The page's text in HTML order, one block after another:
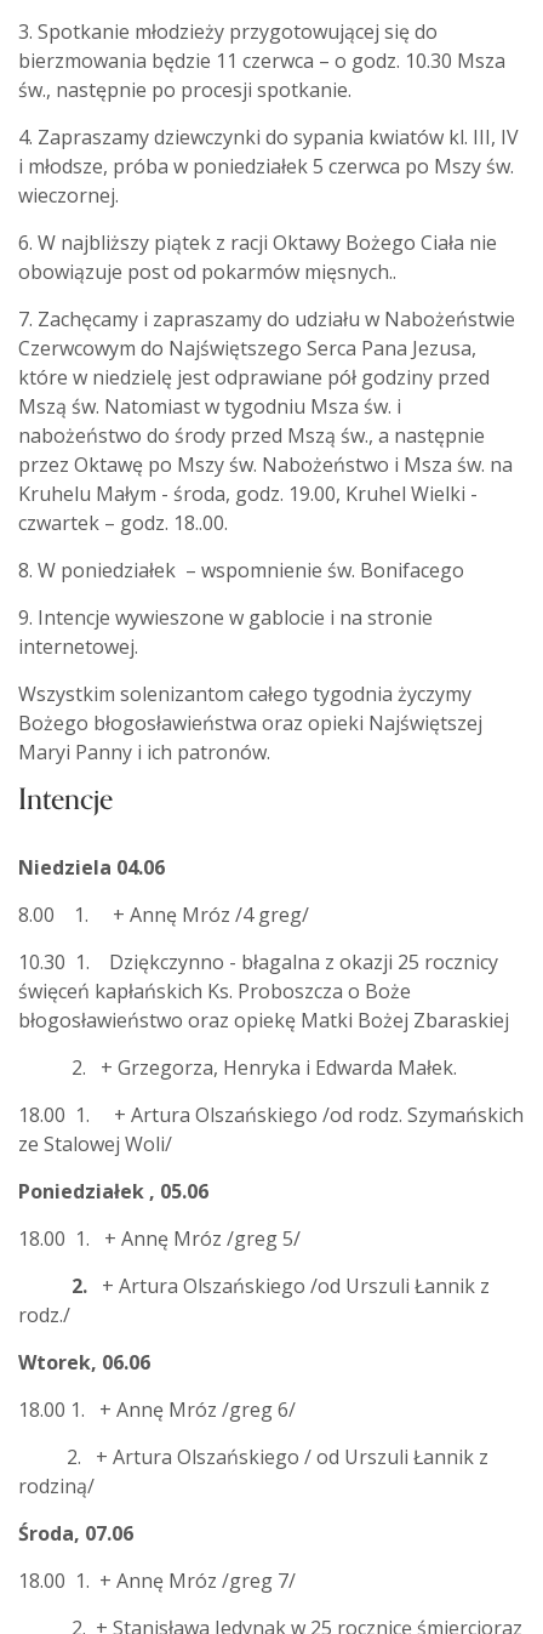
3. Spotkanie młodzieży przygotowującej się do
bierzmowania będzie 11 czerwca – o godz. 10.30 Msza
św., następnie po procesji spotkanie.
4. Zapraszamy dziewczynki do sypania kwiatów kl. III, IV
i młodsze, próba w poniedziałek 5 czerwca po Mszy św.
wieczornej.
6. W najbliższy piątek z racji Oktawy Bożego Ciała nie
obowiązuje post od pokarmów mięsnych..
7. Zachęcamy i zapraszamy do udziału w Nabożeństwie
Czerwcowym do Najświętszego Serca Pana Jezusa,
które w niedzielę jest odprawiane pół godziny przed
Mszą św. Natomiast w tygodniu Msza św. i
nabożeństwo do środy przed Mszą św., a następnie
przez Oktawę po Mszy św. Nabożeństwo i Msza św. na
Kruhelu Małym - środa, godz. 19.00, Kruhel Wielki -
czwartek – godz. 18..00.
8. W poniedziałek – wspomnienie św. Bonifacego
9. Intencje wywieszone w gablocie i na stronie
internetowej.
Wszystkim solenizantom całego tygodnia życzymy
Bożego błogosławieństwa oraz opieki Najświętszej
Maryi Panny i ich patronów.
Intencje
Niedziela 04.06
8.00 1. + Annę Mróz /4 greg/
10.30 1. Dziękczynno - błagalna z okazji 25 rocznicy
święceń kapłańskich Ks. Proboszcza o Boże
błogosławieństwo oraz opiekę Matki Bożej Zbaraskiej
2. + Grzegorza, Henryka i Edwarda Małek.
18.00 1. + Artura Olszańskiego /od rodz. Szymańskich
ze Stalowej Woli/
Poniedziałek , 05.06
18.00 1. + Annę Mróz /greg 5/
2. + Artura Olszańskiego /od Urszuli Łannik z
rodz./
Wtorek, 06.06
18.00 1. + Annę Mróz /greg 6/
2. + Artura Olszańskiego / od Urszuli Łannik z
rodziną/
Środa, 07.06
18.00 1. + Annę Mróz /greg 7/
2. + Stanisława Jedynak w 25 rocznicę śmiercioraz